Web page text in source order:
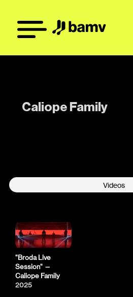
Caliope Family
Videos
"Broda Live
Session" —
Caliope Family
2025